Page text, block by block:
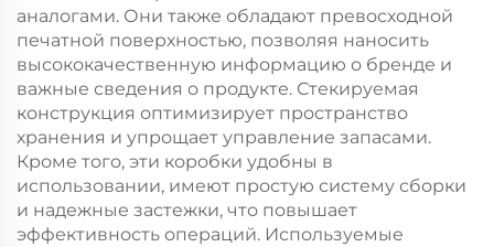
аналогами. Они также обладают превосходной
печатной поверхностью, позволяя наносить
высококачественную информацию о бренде и
важные сведения о продукте. Стекируемая
конструкция оптимизирует пространство
хранения и упрощает управление запасами.
Кроме того, эти коробки удобны в
использовании, имеют простую систему сборки
и надежные застежки, что повышает
эффективность операций. Используемые